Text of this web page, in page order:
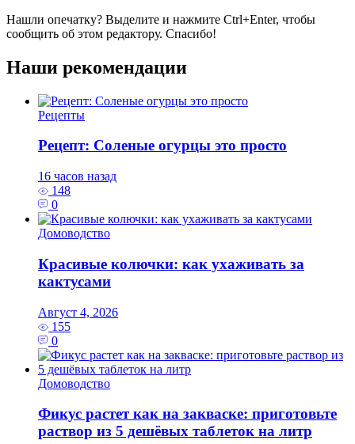
Нашли опечатку? Выделите и нажмите Ctrl+Enter, чтобы
сообщить об этом редактору. Спасибо!
Наши рекомендации
Рецепты
Рецепт: Соленые огурцы это просто
16 часов назад
148
0
Домоводство
Красивые колючки: как ухаживать за
кактусами
Август 4, 2026
155
0
Домоводство
Фикус растет как на закваске: приготовьте
раствор из 5 дешёвых таблеток на литр